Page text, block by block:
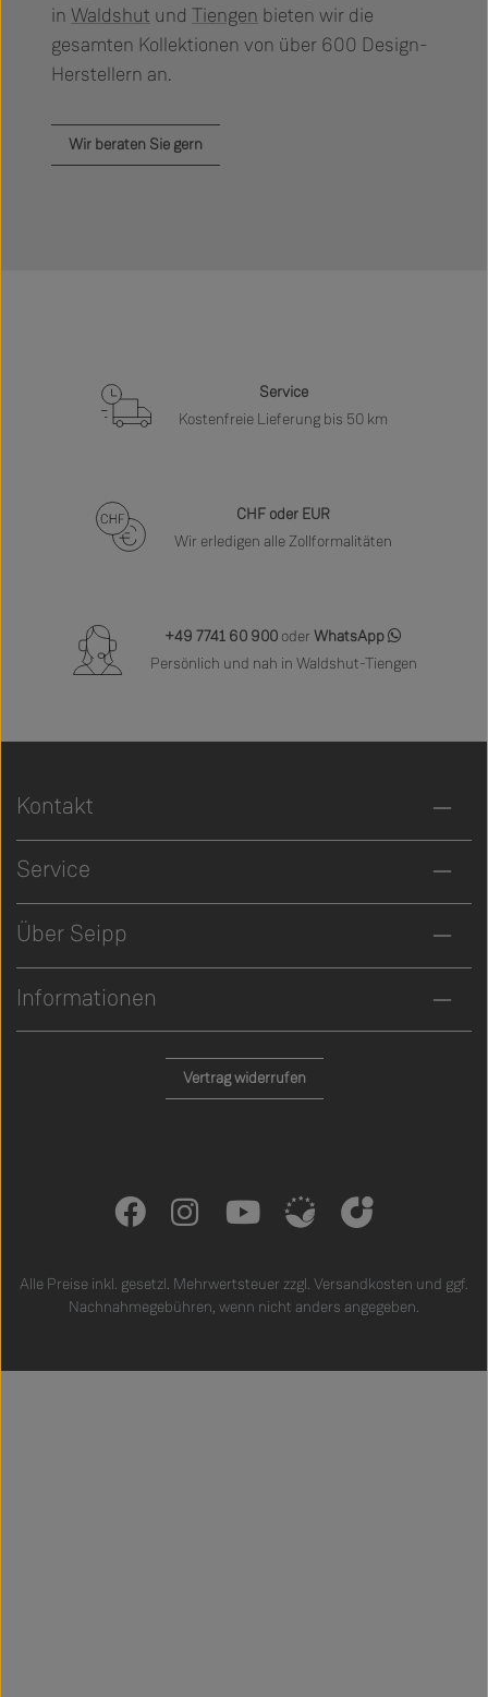
in Waldshut und Tiengen bieten wir die
gesamten Kollektionen von über 600 Design-
Herstellern an.
Wir beraten Sie gern
Service
Kostenfreie Lieferung bis 50 km
CHF oder EUR
Wir erledigen alle Zollformalitäten
+49 7741 60 900 oder WhatsApp
Persönlich und nah in Waldshut-Tiengen
Kontakt
Service
Über Seipp
Informationen
Vertrag widerrufen
Alle Preise inkl. gesetzl. Mehrwertsteuer zzgl. Versandkosten und ggf.
Nachnahmegebühren, wenn nicht anders angegeben.